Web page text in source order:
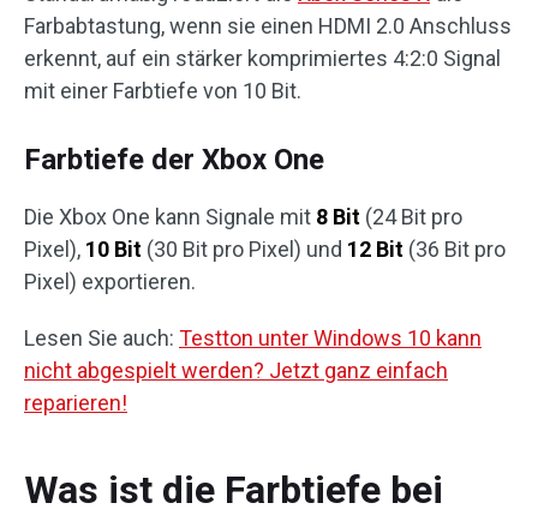
Farbabtastung, wenn sie einen HDMI 2.0 Anschluss
erkennt, auf ein stärker komprimiertes 4:2:0 Signal
mit einer Farbtiefe von 10 Bit.
Farbtiefe der Xbox One
Die Xbox One kann Signale mit 8 Bit (24 Bit pro
Pixel), 10 Bit (30 Bit pro Pixel) und 12 Bit (36 Bit pro
Pixel) exportieren.
Lesen Sie auch: Testton unter Windows 10 kann
nicht abgespielt werden? Jetzt ganz einfach
reparieren!
Was ist die Farbtiefe bei